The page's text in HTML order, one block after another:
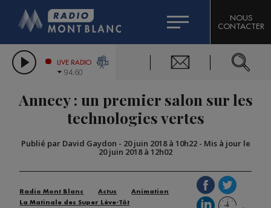
LES CHRONIQUES DE L'EXPERT
CITIZEN MACHINERY
GRAND MASSIF DOMAINES SKIABLES
BIGARD
COMPAGNIE DU MONT-BLANC
NOUS
CONTACTER
LIVE RADIO
94.60
Annecy : un premier salon sur les
technologies vertes
Publié par David Gaydon - 20 juin 2018 à 10h22- Mis à jour le
20 juin 2018 à 12h02
Radio Mont Blanc Actus
Animation
La Matinale des Super Lève-Tôt